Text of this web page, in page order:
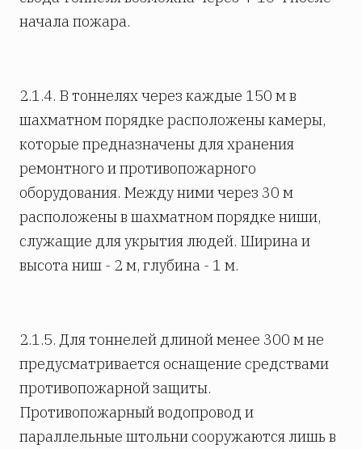
начала пожара.
2.1.4. В тоннелях через каждые 150 м в
шахматном порядке расположены камеры,
которые предназначены для хранения
ремонтного и противопожарного
оборудования. Между ними через 30 м
расположены в шахматном порядке ниши,
служащие для укрытия людей. Ширина и
высота ниш - 2 м, глубина - 1 м.
2.1.5. Для тоннелей длиной менее 300 м не
предусматривается оснащение средствами
противопожарной защиты.
Противопожарный водопровод и
параллельные штольни сооружаются лишь в